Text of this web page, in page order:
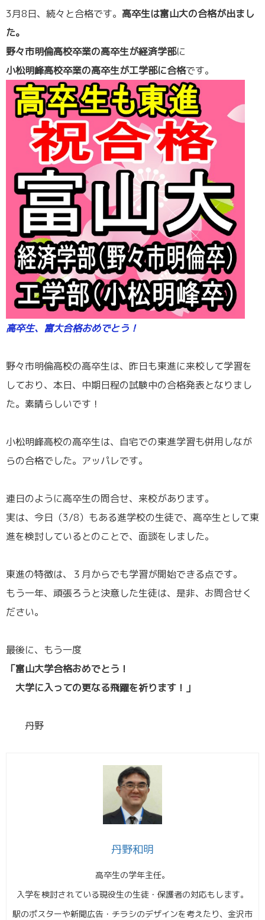
3月8日、続々と合格です。 高卒生は富山大の合格が出まし
た。
野々市明倫高校卒業の高卒生が経済学部に
小松明峰高校卒業の高卒生が工学部に合格です。
高卒生、富大合格おめでとう！
野々市明倫高校の高卒生は、昨日も東進に来校して学習を
しており、本日、中期日程の試験中の合格発表となりまし
た。素晴らしいです！
小松明峰高校の高卒生は、自宅での東進学習も併用しなが
らの合格でした。アッパレです。
連日のように高卒生の問合せ、来校があります。
実は、今日（3/8）もある進学校の生徒で、高卒生として東
進を検討しているとのことで、面談をしました。
東進の特徴は、３月からでも学習が開始できる点です。
もう一年、頑張ろうと決意した生徒は、是非、お問合せく
ださい。
最後に、もう一度
「富山大学合格おめでとう！
大学に入っての更なる飛躍を祈ります！」
丹野
丹野和明
高卒生の学年主任。
入学を検討されている現役生の生徒・保護者の対応もします。
駅のポスターや新聞広告・チラシのデザインを考えたり、金沢市